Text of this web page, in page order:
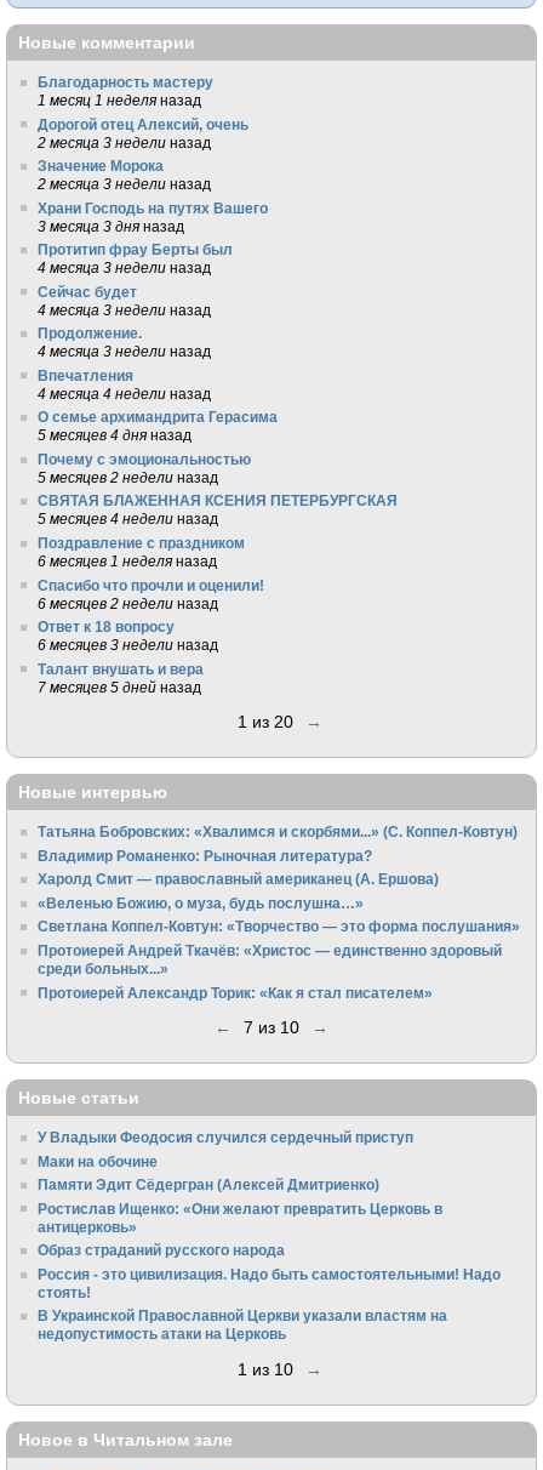
Новые комментарии
Благодарность мастеру
1 месяц 1 неделя назад
Дорогой отец Алексий, очень
2 месяца 3 недели назад
Значение Морока
2 месяца 3 недели назад
Храни Господь на путях Вашего
3 месяца 3 дня назад
Протитип фрау Берты был
4 месяца 3 недели назад
Сейчас будет
4 месяца 3 недели назад
Продолжение.
4 месяца 3 недели назад
Впечатления
4 месяца 4 недели назад
О семье архимандрита Герасима
5 месяцев 4 дня назад
Почему с эмоциональностью
5 месяцев 2 недели назад
СВЯТАЯ БЛАЖЕННАЯ КСЕНИЯ ПЕТЕРБУРГСКАЯ
5 месяцев 4 недели назад
Поздравление с праздником
6 месяцев 1 неделя назад
Спасибо что прочли и оценили!
6 месяцев 2 недели назад
Ответ к 18 вопросу
6 месяцев 3 недели назад
Талант внушать и вера
7 месяцев 5 дней назад
1 из 20 →
Новые интервью
Татьяна Бобровских: «Хвалимся и скорбями...» (С. Коппел-Ковтун)
Владимир Романенко: Рыночная литература?
Харолд Смит — православный американец (А. Ершова)
«Веленью Божию, о муза, будь послушна…»
Светлана Коппел-Ковтун: «Творчество — это форма послушания»
Протоиерей Андрей Ткачёв: «Христос — единственно здоровый
среди больных...»
Протоиерей Александр Торик: «Как я стал писателем»
← 7 из 10 →
Новые статьи
У Владыки Феодосия случился сердечный приступ
Маки на обочине
Памяти Эдит Сёдергран (Алексей Дмитриенко)
Ростислав Ищенко: «Они желают превратить Церковь в
антицерковь»
Образ страданий русского народа
Россия - это цивилизация. Надо быть самостоятельными! Надо
стоять!
В Украинской Православной Церкви указали властям на
недопустимость атаки на Церковь
1 из 10 →
Новое в Читальном зале